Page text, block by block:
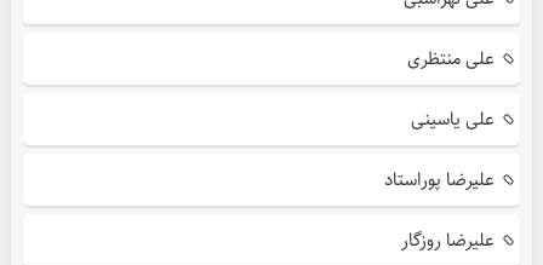
علی منتظری
علی یاسینی
علیرضا پوراستاد
علیرضا روزگار